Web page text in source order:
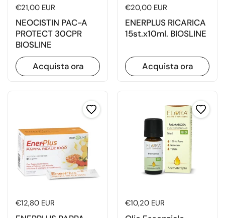
Prezzo di listino
€21,00 EUR
NEOCISTIN PAC-A
PROTECT 30CPR
BIOSLINE
Acquista ora
Prezzo di listino
€20,00 EUR
ENERPLUS RICARICA
15st.x10ml. BIOSLINE
Acquista ora
Prezzo di listino
€12,80 EUR Prezzo di listino
€10,20 EUR